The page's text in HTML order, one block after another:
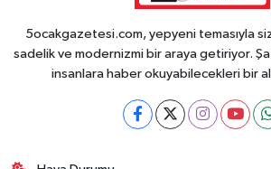
5ocakgazetesi.com, yepyeni temasıyla
sadelik ve modernizmi bir araya getiriyor.
insanlara haber okuyabilecekleri bir